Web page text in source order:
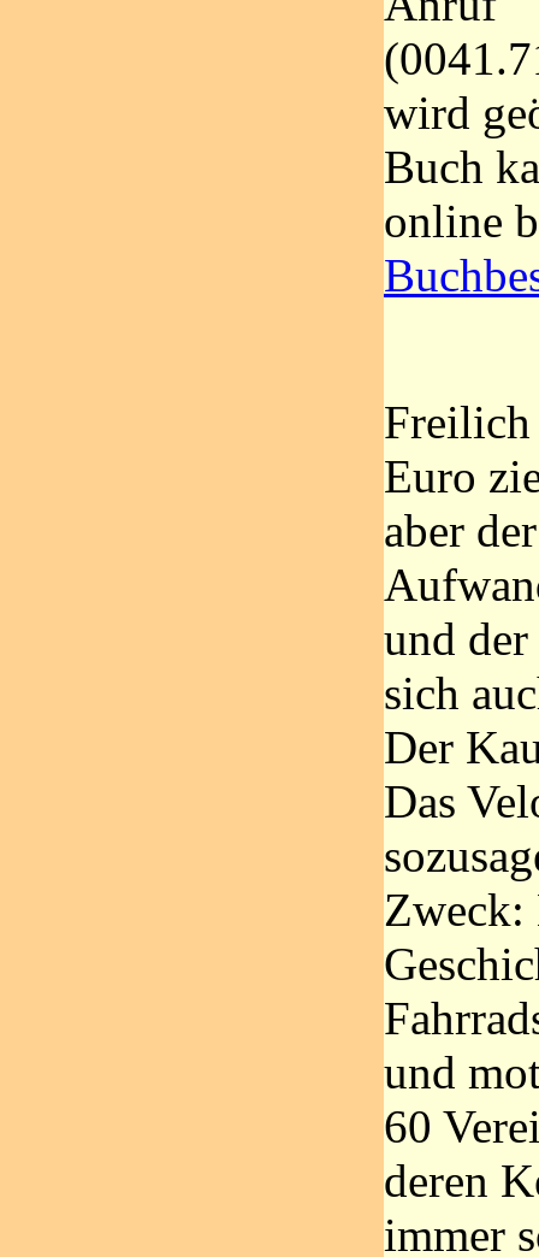
wird
Buch
online
Freilich
Euro
aber
und der
sich
Der
Das
und
60
deren
immer